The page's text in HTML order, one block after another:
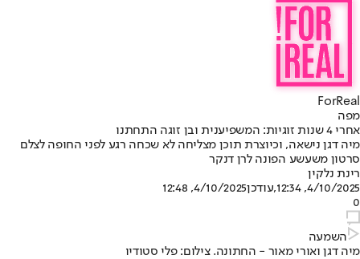
ForReal
מפה
אחרי 4 שנות זוגיות: המשפיענית ובן זוגה התחתנו
מיה דגן נישאה, וכיוצרת תוכן מצליחה לא שכחה רגע לפני החופה לצלם
סרטון משעשע הפונה לרן דנקר
רינת נלקין
4/10/2025, 12:34
,עודכן4/10/2025, 12:48
0
השמעה
מיה דגן ואורי מאור - החתונה. צילום: פלי סטודיו